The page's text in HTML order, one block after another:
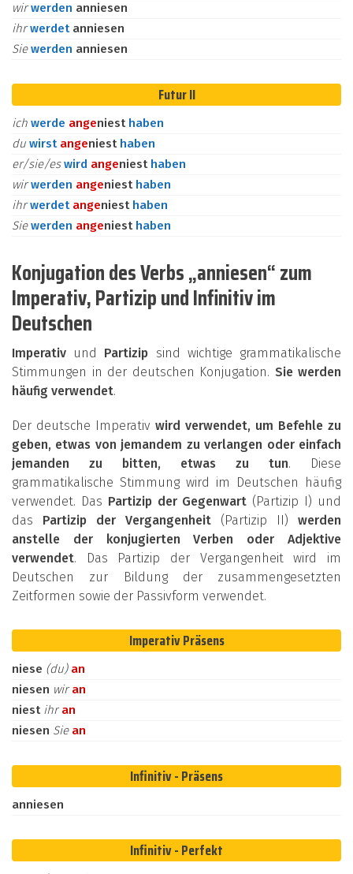
wirwerden anniesen
ihrwerdet anniesen
Siewerden anniesen
Futur II
ich werde angeniest haben
du wirst angeniest haben
er/sie/eswird angeniest haben
wirwerden angeniest haben
ihrwerdet angeniest haben
Siewerden angeniest haben
Konjugation des Verbs „anniesen“ zum
Imperativ, Partizip und Infinitiv im
Deutschen
Imperativ und Partizip sind wichtige grammatikalische
Stimmungen in der deutschen Konjugation. Sie werden
häufig verwendet.
Der deutsche Imperativ wird verwendet, um Befehle zu
geben, etwas von jemandem zu verlangen oder einfach
jemanden zu bitten, etwas zu tun. Diese
grammatikalische Stimmung wird im Deutschen häufig
verwendet. Das Partizip der Gegenwart (Partizip I) und
das Partizip der Vergangenheit (Partizip II) werden
anstelle der konjugierten Verben oder Adjektive
verwendet. Das Partizip der Vergangenheit wird im
Deutschen zur Bildung der zusammengesetzten
Zeitformen sowie der Passivform verwendet.
Imperativ Präsens
niese (du) an
niesen wiran
niest ihran
niesen Sie an
Infinitiv - Präsens
anniesen
Infinitiv - Perfekt